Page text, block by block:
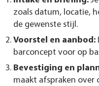
zoals datum, locatie,
de gewenste stijl.
Voorstel en aanbod:
barconcept voor op
Bevestiging en
maakt afspraken